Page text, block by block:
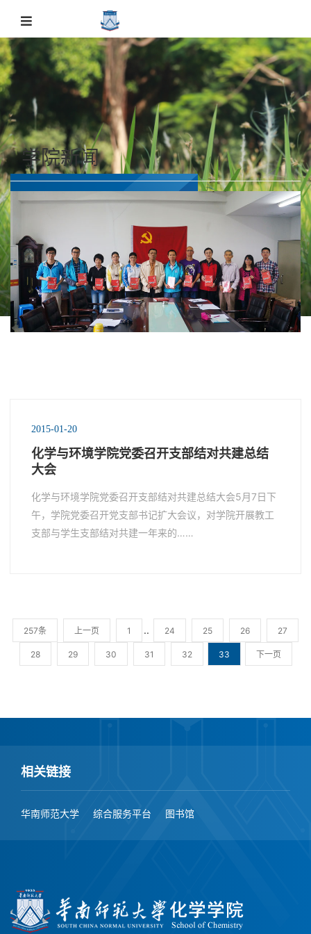
学院新闻
主页 学院新闻 学院新闻 正文
学院新闻
2015-01-20
化学与环境学院党委召开支部结对共建总结
大会
化学与环境学院党委召开支部结对共建总结大会5月7日下
午，学院党委召开党支部书记扩大会议，对学院开展教工
支部与学生支部结对共建一年来的……
257条 上一页 1 .. 24 25 26 27
28 29 30 31 32 33 下一页
相关链接
华南师范大学 综合服务平台 图书馆